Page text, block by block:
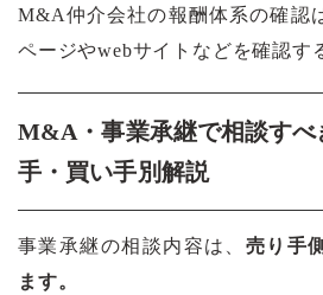
M&A仲介会社の報酬体系の確認
ページやwebサイトなどを確認す
M&A・事業承継で相談すべ
手・買い手別解説
事業承継の相談内容は、 売り手
ます。